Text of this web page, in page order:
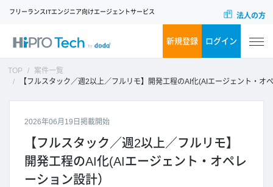
フリーランスITエンジニア向けエージェントサービス 法人の方
新規登録 ログイン
TOP
案件一覧
【フルスタック／週2以上／フルリモ】開発工程のAI化(AIエージェント・オペレーション設計）
2026年06月19日掲載開始
【フルスタック／週2以上／フルリモ】
開発工程のAI化(AIエージェント・オペレ
ーション設計）